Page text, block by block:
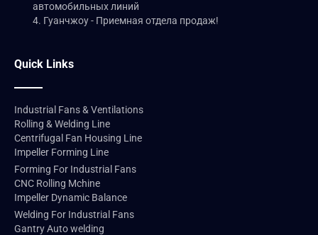
автомобильных линий
4. Гуанчжоу - Приемная отдела продаж!
Quick Links
Industrial Fans & Ventilations
Rolling & Welding Line
Centrifugal Fan Housing Line
Impeller Forming Line
Forming For Industrial Fans
CNC Rolling Mchine
Impeller Dynamic Balance
Welding For Industrial Fans
Gantry Auto welding